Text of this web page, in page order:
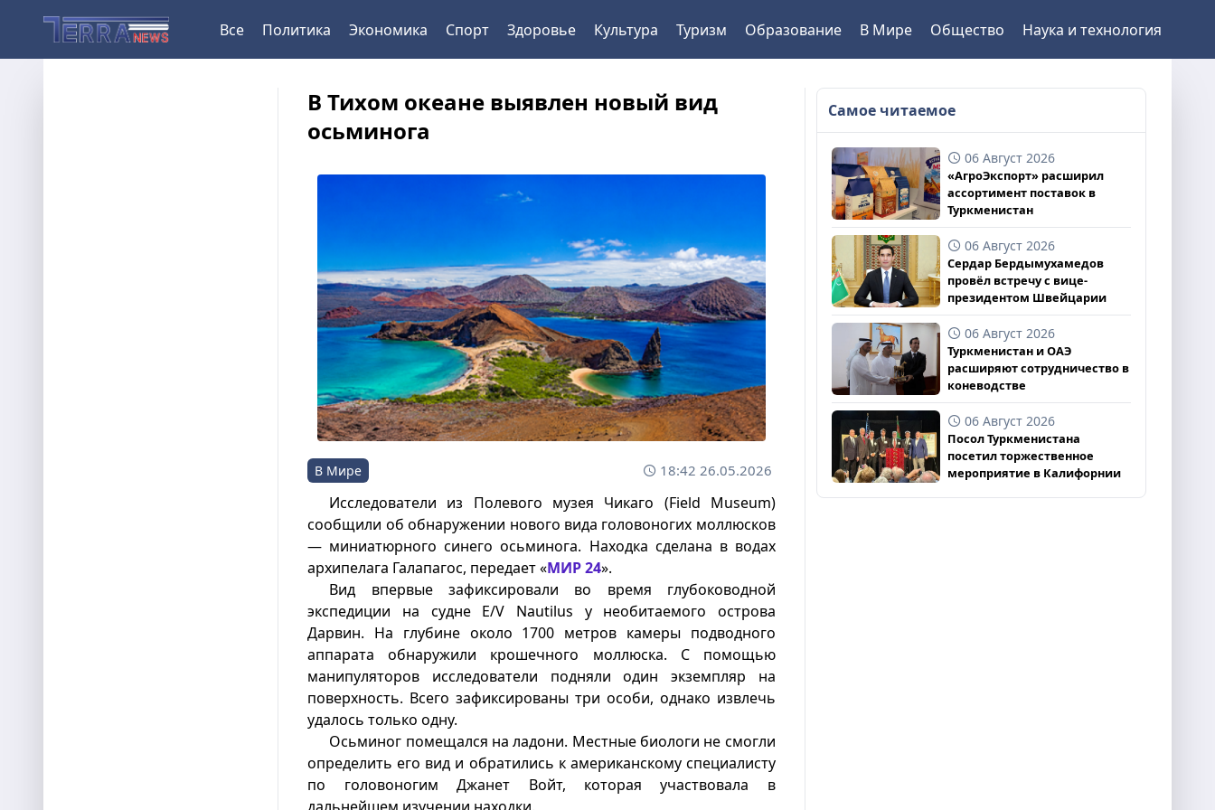
Все Политика Экономика Спорт Здоровье Культура Туризм Образование В Мире Общество Наука и технология
В Тихом океане выявлен новый вид
осьминога
В Мире 18:42 26.05.2026
Исследователи из Полевого музея Чикаго (Field Museum)
сообщили об обнаружении нового вида головоногих моллюсков
— миниатюрного синего осьминога. Находка сделана в водах
архипелага Галапагос, передает «МИР 24».
Вид впервые зафиксировали во время глубоководной
экспедиции на судне E/V Nautilus у необитаемого острова
Дарвин. На глубине около 1700 метров камеры подводного
аппарата обнаружили крошечного моллюска. С помощью
манипуляторов исследователи подняли один экземпляр на
поверхность. Всего зафиксированы три особи, однако извлечь
удалось только одну.
Осьминог помещался на ладони. Местные биологи не смогли
определить его вид и обратились к американскому специалисту
по головоногим Джанет Войт, которая участвовала в
Самое читаемое
06 Август 2026
«АгроЭкспорт» расширил
ассортимент поставок в
Туркменистан
06 Август 2026
Сердар Бердымухамедов
провёл встречу с вице-
президентом Швейцарии
06 Август 2026
Туркменистан и ОАЭ
расширяют сотрудничество в
коневодстве
06 Август 2026
Посол Туркменистана
посетил торжественное
мероприятие в Калифорнии